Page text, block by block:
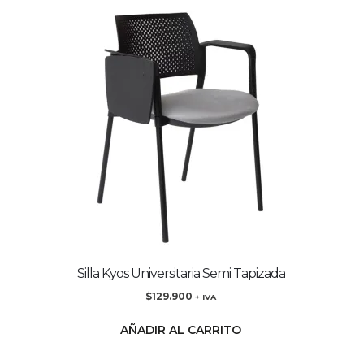
Silla Kyos Universitaria Semi Tapizada
$129.900 + IVA
AÑADIR AL CARRITO